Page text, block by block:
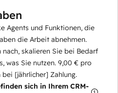
Agents und Funktionen, die
die Arbeit abnehmen.
skalieren Sie bei Bedarf
was Sie nutzen. 9,00 € pro
[jährlicher] Zahlung.
sich in Ihrem CRM-